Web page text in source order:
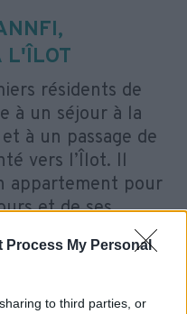
Process My Personal
to third parties, or
L'ÎLOT
résidents de
à un séjour à la
à un passage de
vers l’Îlot. Il
appartement pour
et de ses